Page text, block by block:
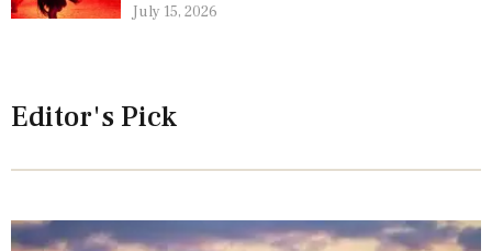
July 15, 2026
Editor's Pick